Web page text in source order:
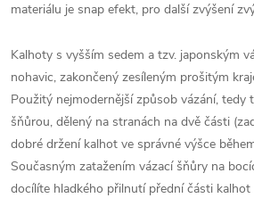
materiálu je snap efekt, pro další zvýšení
Kalhoty s vyšším sedem a tzv. japonským
nohavic, zakončený zesíleným prošitým
Použitý nejmodernější způsob vázání, tedy
šňůrou, dělený na stranách na dvě části
dobré držení kalhot ve správné výšce
Současným zatažením vázací šňůry na
docílíte hladkého přilnutí přední části kalhot